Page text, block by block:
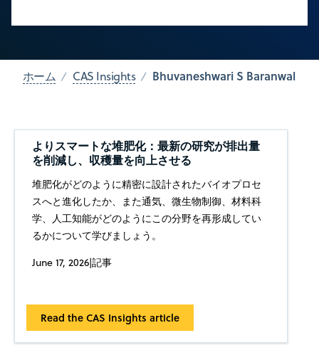
ホーム CAS Insights Bhuvaneshwari S Baranwal
よりスマートな堆肥化：最新の研究が排出量
を削減し、収穫量を向上させる
堆肥化がどのように精密に設計されたバイオプロセ
スへと進化したか、また通気、微生物制御、材料科
学、人工知能がどのようにこの分野を再形成してい
るかについて学びましょう。
June 17, 2026|記事
Read the CAS Insights article